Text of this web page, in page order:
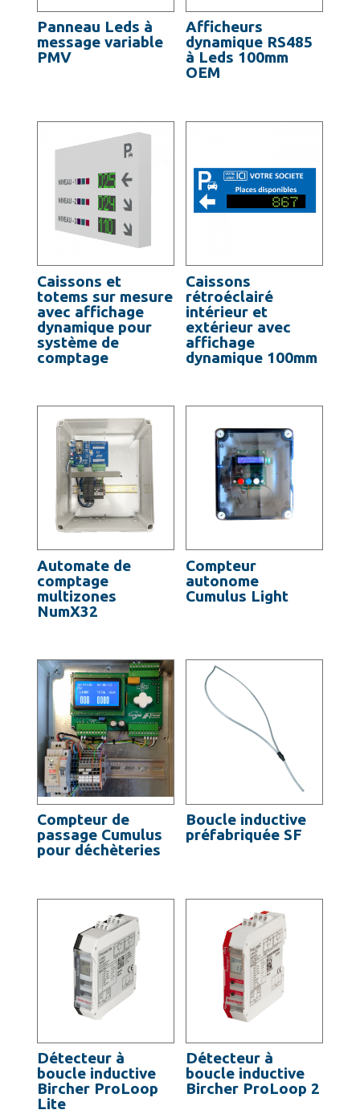
Panneau Leds à
message variable
PMV
Afficheurs
dynamique RS485
à Leds 100mm
OEM
Caissons et
totems sur mesure
avec affichage
dynamique pour
système de
comptage
Caissons
rétroéclairé
intérieur et
extérieur avec
affichage
dynamique 100mm
Automate de
comptage
multizones
NumX32
Compteur
autonome
Cumulus Light
Compteur de
passage Cumulus
pour déchèteries
Boucle inductive
préfabriquée SF
Détecteur à
boucle inductive
Bircher ProLoop
Lite
Détecteur à
boucle inductive
Bircher ProLoop 2